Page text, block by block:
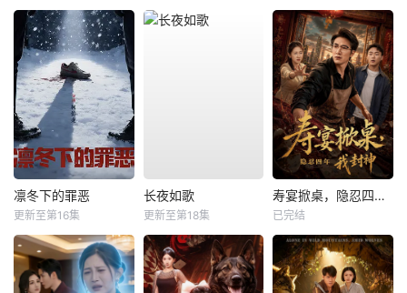
凛冬下的罪恶
更新至第16集
长夜如歌
更新至第18集
寿宴掀桌，隐忍四年我封神
已完结